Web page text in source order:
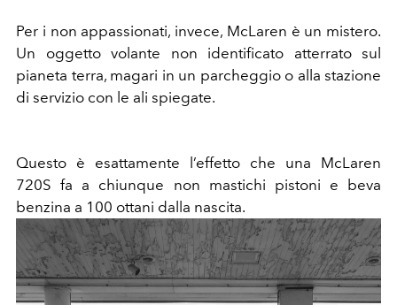
Per i non appassionati, invece, McLaren è un mistero.
Un oggetto volante non identificato atterrato sul
pianeta terra, magari in un parcheggio o alla stazione
di servizio con le ali spiegate.
Questo è esattamente l’effetto che una McLaren
720S fa a chiunque non mastichi pistoni e beva
benzina a 100 ottani dalla nascita.